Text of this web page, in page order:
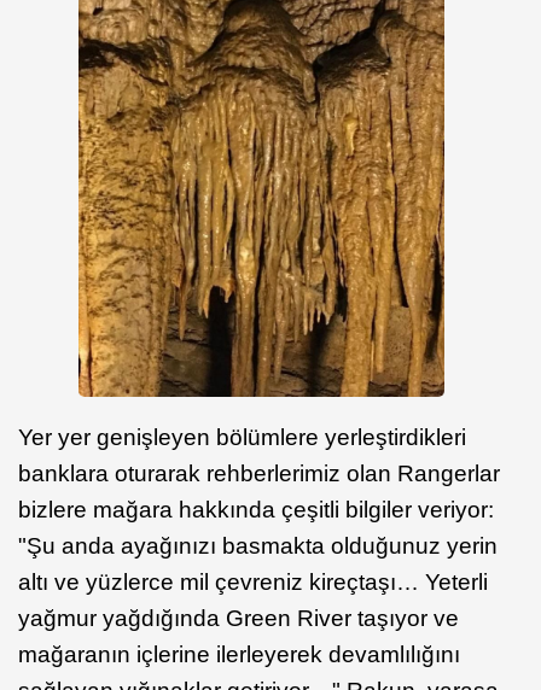
Yer yer genişleyen bölümlere yerleştirdikleri
banklara oturarak rehberlerimiz olan Rangerlar
bizlere mağara hakkında çeşitli bilgiler veriyor:
"Şu anda ayağınızı basmakta olduğunuz yerin
altı ve yüzlerce mil çevreniz kireçtaşı… Yeterli
yağmur yağdığında Green River taşıyor ve
mağaranın içlerine ilerleyerek devamlılığını